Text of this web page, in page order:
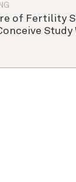
of Fertility
Study